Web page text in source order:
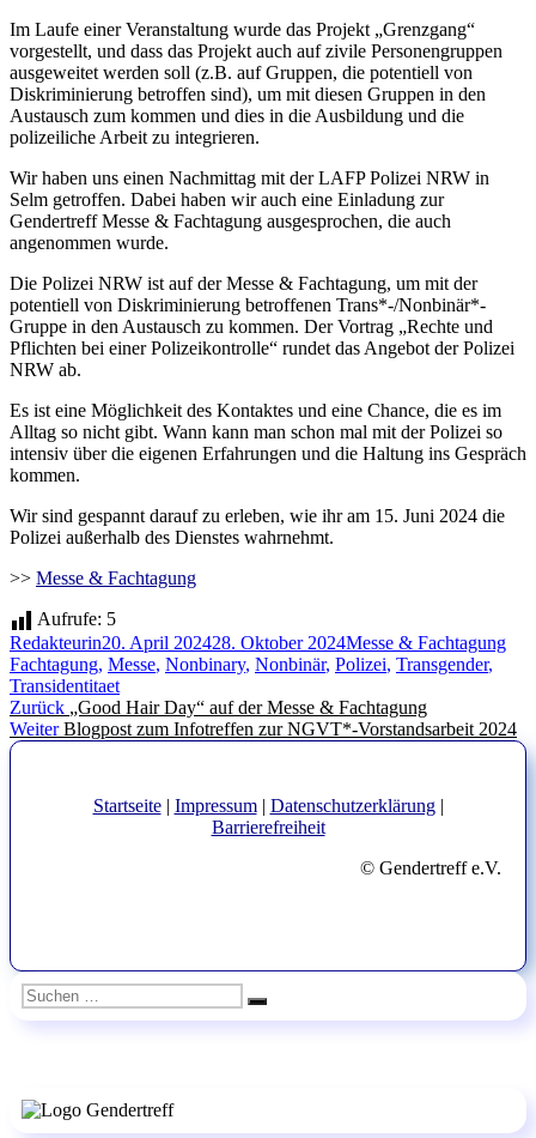
Im Laufe einer Veranstaltung wurde das Projekt „Grenzgang“
vorgestellt, und dass das Projekt auch auf zivile Personengruppen
ausgeweitet werden soll (z.B. auf Gruppen, die potentiell von
Diskriminierung betroffen sind), um mit diesen Gruppen in den
Austausch zum kommen und dies in die Ausbildung und die
polizeiliche Arbeit zu integrieren.
Wir haben uns einen Nachmittag mit der LAFP Polizei NRW in
Selm getroffen. Dabei haben wir auch eine Einladung zur
Gendertreff Messe & Fachtagung ausgesprochen, die auch
angenommen wurde.
Die Polizei NRW ist auf der Messe & Fachtagung, um mit der
potentiell von Diskriminierung betroffenen Trans*-/Nonbinär*-
Gruppe in den Austausch zu kommen. Der Vortrag „Rechte und
Pflichten bei einer Polizeikontrolle“ rundet das Angebot der Polizei
NRW ab.
Es ist eine Möglichkeit des Kontaktes und eine Chance, die es im
Alltag so nicht gibt. Wann kann man schon mal mit der Polizei so
intensiv über die eigenen Erfahrungen und die Haltung ins Gespräch
kommen.
Wir sind gespannt darauf zu erleben, wie ihr am 15. Juni 2024 die
Polizei außerhalb des Dienstes wahrnehmt.
>> Messe & Fachtagung
Aufrufe: 5
Autor
RedakteurinVeröffentlicht
am
20. April 202428. Oktober 2024Kategorien
Messe & Fachtagung
Fachtagung, Messe, Nonbinary, Nonbinär, Polizei, Transgender,
Transidentitaet
Beitragsnavigation
Zurück
Vorheriger
Beitrag:
„Good Hair Day“ auf der Messe & Fachtagung
Weiter Nächster
Blogpost zum Infotreffen zur NGVT*-Vorstandsarbeit 2024
Startseite| Impressum| Datenschutzerklärung|
Barrierefreiheit
© Gendertreff e.V.
Suchen
nach:
Suchen